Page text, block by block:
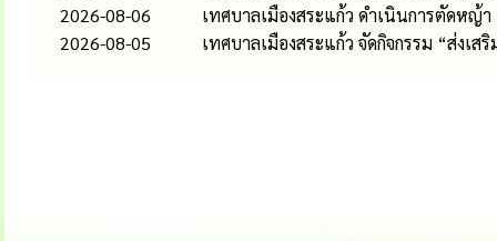
2026-08-06
เทศบาลเมืองสระแก้ว ดำเนินการตัดหญ้า
2026-08-05
เทศบาลเมืองสระแก้ว จัดกิจกรรม “ส่งเ